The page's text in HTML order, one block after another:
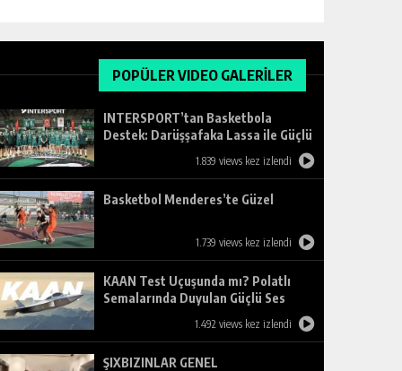
POPÜLER VIDEO GALERİLER
INTERSPORT’tan Basketbola
Destek: Darüşşafaka Lassa ile Güçlü
1.839 views kez izlendi
Basketbol Menderes’te Güzel
1.739 views kez izlendi
KAAN Test Uçuşunda mı? Polatlı
Semalarında Duyulan Güçlü Ses
1.492 views kez izlendi
ŞIXBIZINLAR GENEL